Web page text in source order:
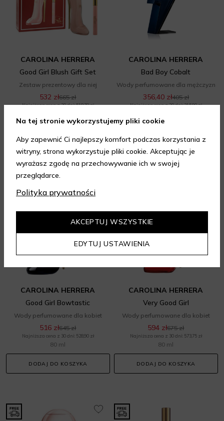
CAROLINA HERRERA
Good Girl Blush Gift Set
Zestaw prezentowy dla niej
532 zł665 zł
Najniższa cena z 30 dni: 518,70 zł
DODAJ DO KOSZYKA
CAROLINA HERRERA
Bad Boy Cobalt
Wody perfumowane dla mężczyzn
356,40 zł405 zł
Najniższa cena z 30 dni: 315,90 zł
WYBIERZ WARIANT
-20%
CAROLINA HERRERA
Good Girl Bowtastic
Wody perfumowane dla kobiet
516 zł645 zł
Najniższa cena z 30 dni: 528,90 zł
80 ml
DODAJ DO KOSZYKA
CAROLINA HERRERA
Very Good Girl
Wody perfumowane dla kobiet
594 zł675 zł
Najniższa cena z 30 dni: 573,75 zł
80 ml
DODAJ DO KOSZYKA
Na tej stronie wykorzystujemy pliki cookie
Aby zapewnić Ci najlepszy komfort podczas korzystania z
witryny, strona wykorzystuje pliki cookie. Akceptując je
wyrażasz zgodę na przechowywanie ich w swojej
przeglądarce.
Polityka prywatności
EDYTUJ USTAWIENIA
AKCEPTUJ WSZYSTKIE